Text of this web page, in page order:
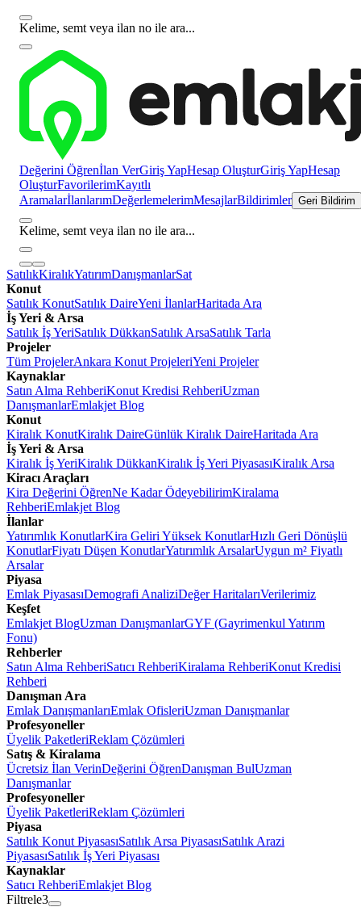
Kelime, semt veya ilan no ile ara...
Değerini Öğrenİlan VerGiriş YapHesap OluşturGiriş YapHesap
OluşturFavorilerimKayıtlı
AramalarİlanlarımDeğerlemelerimMesajlarBildirimler Geri Bildirim
Kelime, semt veya ilan no ile ara...
SatılıkKiralıkYatırımDanışmanlarSat
Konut
Satılık KonutSatılık DaireYeni İlanlarHaritada Ara
İş Yeri & Arsa
Satılık İş YeriSatılık DükkanSatılık ArsaSatılık Tarla
Projeler
Tüm ProjelerAnkara Konut ProjeleriYeni Projeler
Kaynaklar
Satın Alma RehberiKonut Kredisi RehberiUzman
DanışmanlarEmlakjet Blog
Konut
Kiralık KonutKiralık DaireGünlük Kiralık DaireHaritada Ara
İş Yeri & Arsa
Kiralık İş YeriKiralık DükkanKiralık İş Yeri PiyasasıKiralık Arsa
Kiracı Araçları
Kira Değerini ÖğrenNe Kadar ÖdeyebilirimKiralama
RehberiEmlakjet Blog
İlanlar
Yatırımlık KonutlarKira Geliri Yüksek KonutlarHızlı Geri Dönüşlü
KonutlarFiyatı Düşen KonutlarYatırımlık ArsalarUygun m² Fiyatlı
Arsalar
Piyasa
Emlak PiyasasıDemografi AnaliziDeğer HaritalarıVerilerimiz
Keşfet
Emlakjet BlogUzman DanışmanlarGYF (Gayrimenkul Yatırım
Fonu)
Rehberler
Satın Alma RehberiSatıcı RehberiKiralama RehberiKonut Kredisi
Rehberi
Danışman Ara
Emlak DanışmanlarıEmlak OfisleriUzman Danışmanlar
Profesyoneller
Üyelik PaketleriReklam Çözümleri
Satış & Kiralama
Ücretsiz İlan VerinDeğerini ÖğrenDanışman BulUzman
Danışmanlar
Profesyoneller
Üyelik PaketleriReklam Çözümleri
Piyasa
Satılık Konut PiyasasıSatılık Arsa PiyasasıSatılık Arazi
PiyasasıSatılık İş Yeri Piyasası
Kaynaklar
Satıcı RehberiEmlakjet Blog
Filtrele3